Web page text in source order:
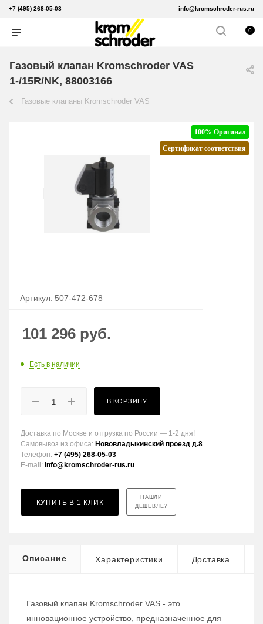
+7 (495) 268-05-03 info@kromschroder-rus.ru
0
Газовый клапан Kromschroder VAS
1-/15R/NK, 88003166
Газовые клапаны Kromschroder VAS
100% Оригинал
Сертификат соответствия
Артикул: 507-472-678
101 296 руб.
Есть в наличии
В КОРЗИНУ
Доставка по Москве и отгрузка по России — 1-2 дня!
Самовывоз из офиса: Нововладыкинский проезд д.8
Телефон: +7 (495) 268-05-03
E-mail: info@kromschroder-rus.ru
КУПИТЬ В 1 КЛИК
НАШЛИ
ДЕШЕВЛЕ?
Описание Характеристики Доставка
Газовый клапан Kromschroder VAS - это
инновационное устройство, предназначенное для